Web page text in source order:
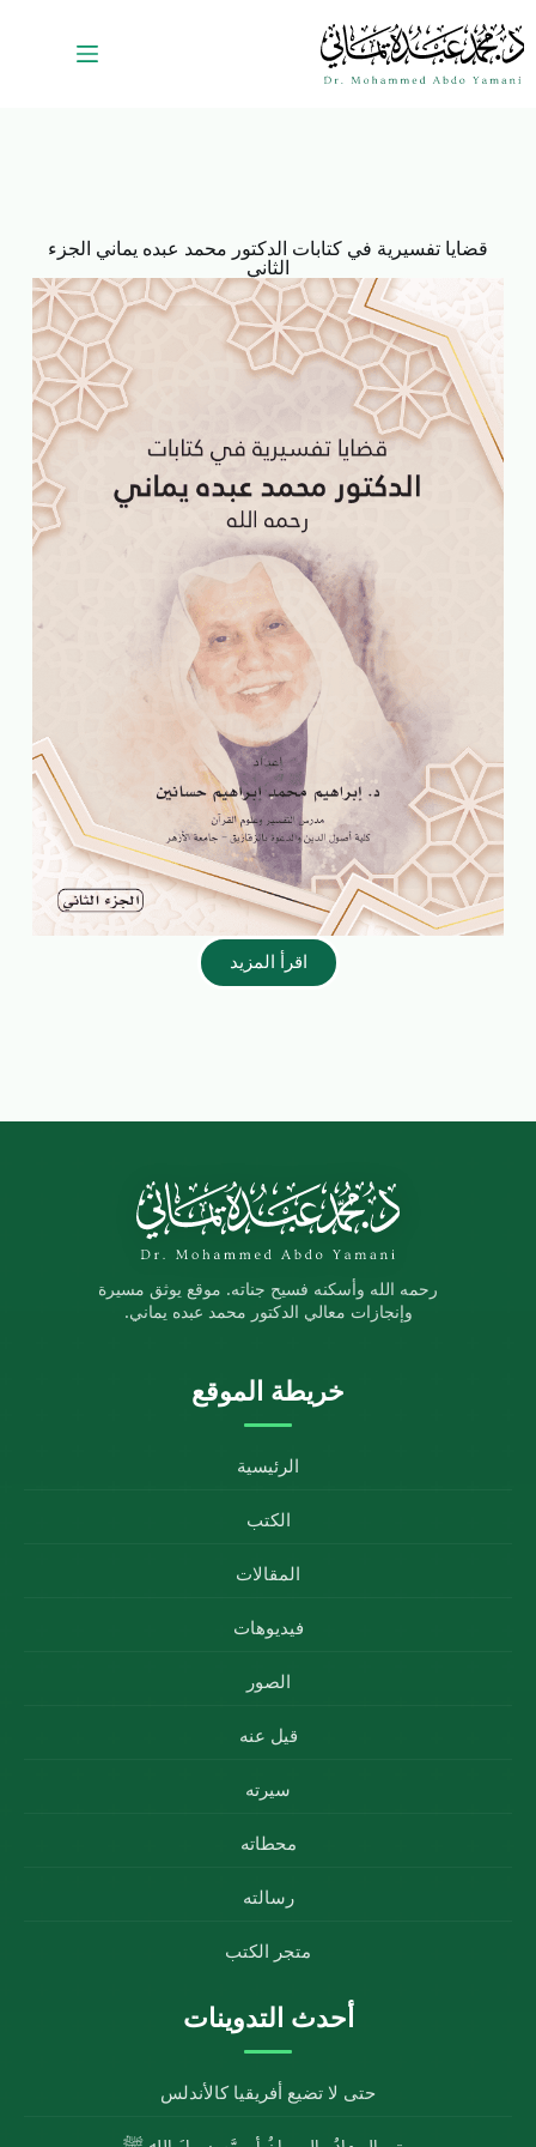
قضايا تفسيرية في كتابات الدكتور محمد عبده يماني الجزء
الثاني
اقرأ المزيد
رحمه الله وأسكنه فسيح جناته. موقع يوثق مسيرة
وإنجازات معالي الدكتور محمد عبده يماني.
خريطة الموقع
الرئيسية
الكتب
المقالات
فيديوهات
الصور
قيل عنه
سيرته
محطاته
رسالته
متجر الكتب
أحدث التدوينات
حتى لا تضيع أفريقيا كالأندلس